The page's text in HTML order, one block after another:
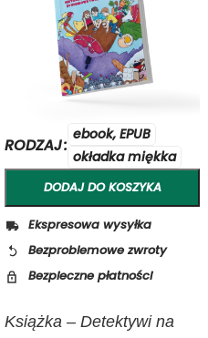
RODZAJ
ebook, EPUB
okładka miękka
DODAJ DO KOSZYKA
Ekspresowa wysyłka
Bezproblemowe zwroty
Bezpieczne płatności
Książka – Detektywi na